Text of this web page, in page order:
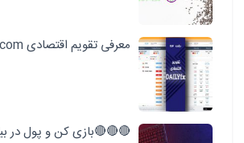
معرفی تقویم اقتصادی DAILYfx.com
🔴🔴🔴بازی کن و پول در